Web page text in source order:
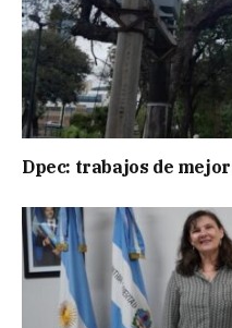
Dpec: trabajos de